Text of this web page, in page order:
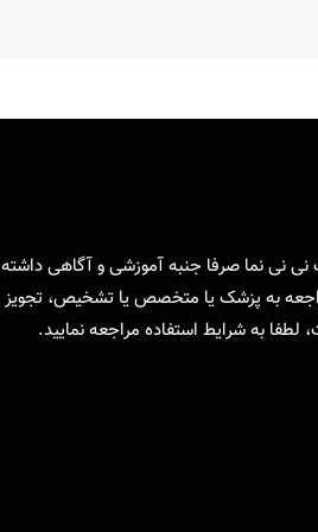
نی نما صرفا جنبه آموزشی و آگاهی داشته
به پزشک یا متخصص یا تشخیص، تجویز
لطفا بهشرایط استفاده مراجعه نمایید.